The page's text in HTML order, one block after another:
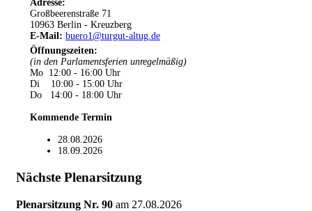
Adresse:
Großbeerenstraße 71
10963 Berlin - Kreuzberg
E-Mail: buero1@turgut-altug.de
Öffnungszeiten:
(in den Parlamentsferien unregelmäßig)
Mo 12:00 - 16:00 Uhr
Di 10:00 - 15:00 Uhr
Do 14:00 - 18:00 Uhr
Kommende Termin
28.08.2026
18.09.2026
Nächste Plenarsitzung
Plenarsitzung Nr. 90 am 27.08.2026